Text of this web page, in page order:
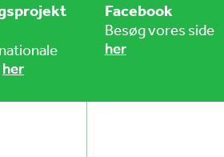
her
Facebook
Besøg vores side
her